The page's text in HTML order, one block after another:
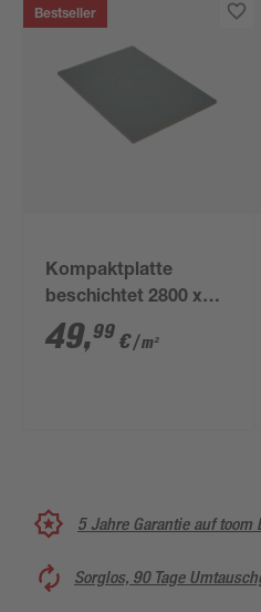
Bestseller
Kompaktplatte
beschichtet 2800 x
1300 x 6 mm
49,99 €/ m²
5 Jahre Garantie auf toom
Sorglos, 90 Tage